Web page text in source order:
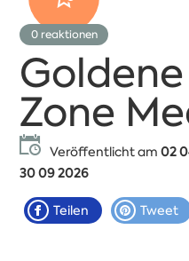
0reaktionen
Zone
Veröffentlicht am02
30 09 2026
Teilen Tweet